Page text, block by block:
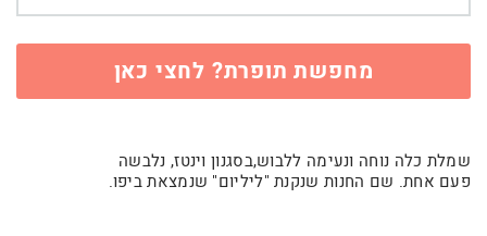
מחפשת תופרת? לחצי כאן
שמלת כלה נוחה ונעימה ללבוש,בסגנון וינטז, נלבשה
פעם אחת. שם החנות שנקנת "ליליום" שנמצאת ביפו.